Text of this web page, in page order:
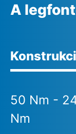
A
50 Nm -
Nm